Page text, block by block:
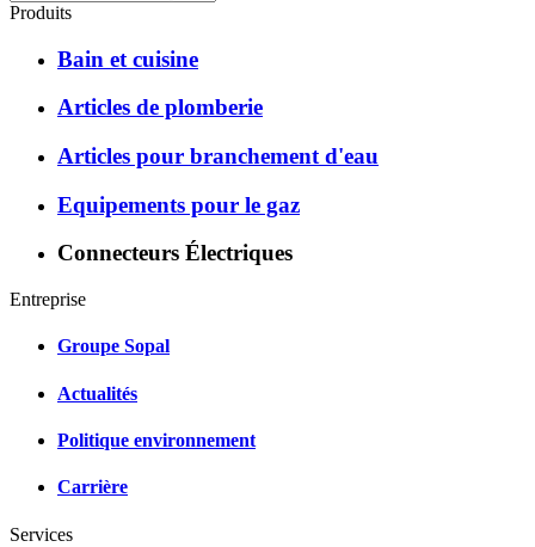
Produits
Bain et cuisine
Articles de plomberie
Articles pour branchement d'eau
Equipements pour le gaz
Connecteurs Électriques
Entreprise
Groupe Sopal
Actualités
Politique environnement
Carrière
Services